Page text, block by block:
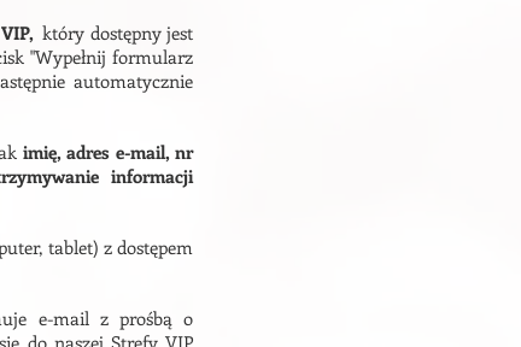
VIP,który dostępny jest
"Wypełnij formularz
automatycznie
imię, adres e-mail, nr
informacji
tablet) z dostępem
e-mail z prośbą o
do naszej Strefy VIP